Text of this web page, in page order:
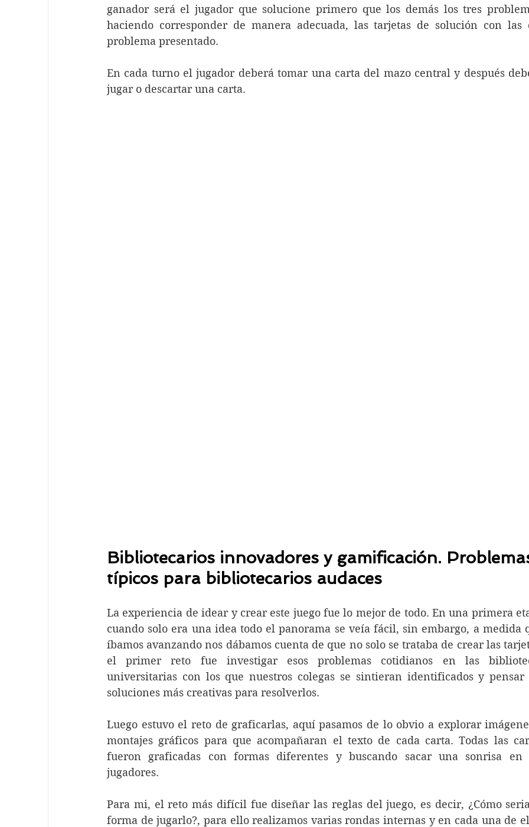
ganador será el jugador que solucione primero que los demás los tres
haciendo corresponder de manera adecuada, las tarjetas de solución con las
problema presentado.
En cada turno el jugador deberá tomar una carta del mazo central y después
jugar o descartar una carta.
Bibliotecarios innovadores y gamificación.
típicos para bibliotecarios audaces
La experiencia de idear y crear este juego fue lo mejor de todo. En una primera
cuando solo era una idea todo el panorama se veía fácil, sin embargo, a medida
íbamos avanzando nos dábamos cuenta de que no solo se trataba de crear las
el primer reto fue investigar esos problemas cotidianos en las
universitarias con los que nuestros colegas se sintieran identificados y pensar
soluciones más creativas para resolverlos.
Luego estuvo el reto de graficarlas, aquí pasamos de lo obvio a explorar
montajes gráficos para que acompañaran el texto de cada carta. Todas las
fueron graficadas con formas diferentes y buscando sacar una sonrisa en
jugadores.
Para mi, el reto más difícil fue diseñar las reglas del juego, es decir, ¿Cómo
forma de jugarlo?, para ello realizamos varias rondas internas y en cada una de